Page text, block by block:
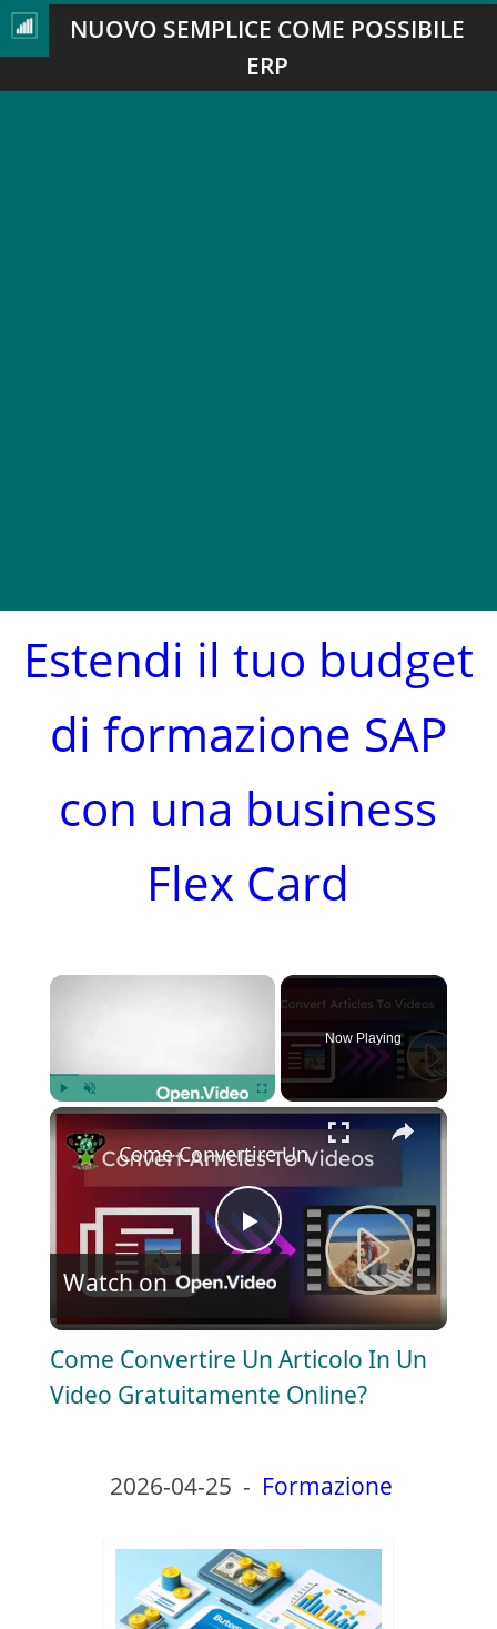
NUOVO SEMPLICE COME POSSIBILE
ERP
Estendi il tuo budget
di formazione SAP
con una business
Flex Card
×
Play Unmute Fullscreen
Now Playing
×
P
l
a
i
Come Convertire Un Articolo In Un
Watch on
Come Convertire Un Articolo In Un
Video Gratuitamente Online?
2026-04-25 - Formazione